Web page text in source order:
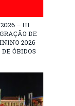
– III
DE
2026
ÓBIDOS